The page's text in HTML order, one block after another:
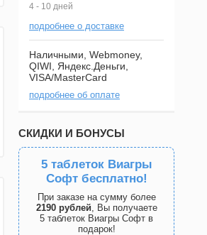
4 - 10 дней
подробнее о доставке
Наличными, Webmoney,
QIWI, Яндекс.Деньги,
VISA/MasterCard
подробнее об оплате
СКИДКИ И БОНУСЫ
5 таблеток Виагры
Софт бесплатно!
При заказе на сумму более
2190 рублей, Вы получаете
5 таблеток Виагры Софт в
подарок!